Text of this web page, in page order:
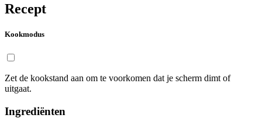
Recept
Kookmodus
Zet de kookstand aan om te voorkomen dat je scherm dimt of
uitgaat.
Ingrediënten